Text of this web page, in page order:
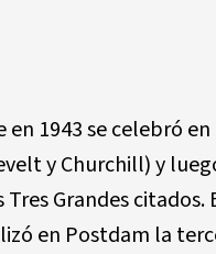
1943 se celebró
y Churchill) y
Grandes citados.
en Postdam la